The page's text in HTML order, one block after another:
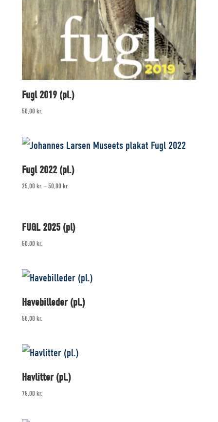
Fugl 2019 (pl.)
50,00 kr.
Fugl 2022 (pl.)
25,00 kr.–50,00 kr.
FUGL 2025 (pl)
50,00 kr.
Havebilleder (pl.)
50,00 kr.
Havlitter (pl.)
75,00 kr.